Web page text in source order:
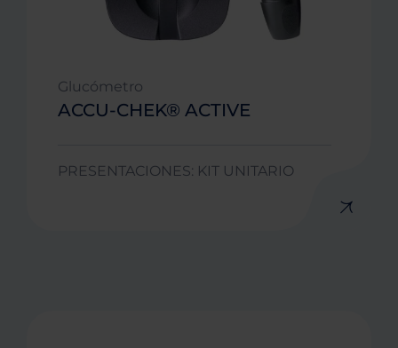
Glucómetro
ACCU-CHEK® ACTIVE
PRESENTACIONES: KIT UNITARIO